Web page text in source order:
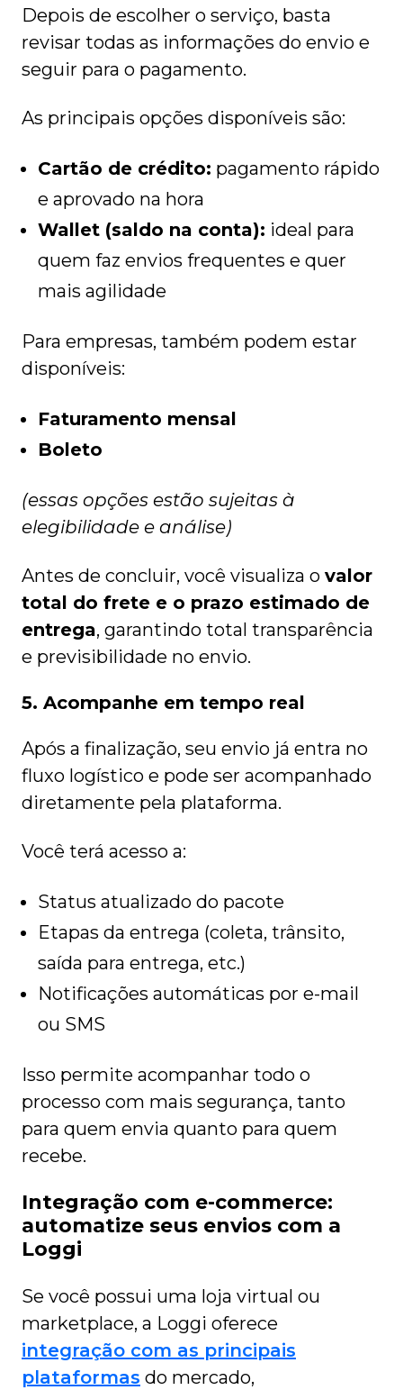
Depois de escolher o serviço, basta
revisar todas as informações do envio e
seguir para o pagamento.
As principais opções disponíveis são:
Cartão de crédito: pagamento rápido
e aprovado na hora
Wallet (saldo na conta): ideal para
quem faz envios frequentes e quer
mais agilidade
Para empresas, também podem estar
disponíveis:
Faturamento mensal
Boleto
(essas opções estão sujeitas à
elegibilidade e análise)
Antes de concluir, você visualiza o valor
total do frete e o prazo estimado de
entrega, garantindo total transparência
e previsibilidade no envio.
5. Acompanhe em tempo real
Após a finalização, seu envio já entra no
fluxo logístico e pode ser acompanhado
diretamente pela plataforma.
Você terá acesso a:
Status atualizado do pacote
Etapas da entrega (coleta, trânsito,
saída para entrega, etc.)
Notificações automáticas por e-mail
ou SMS
Isso permite acompanhar todo o
processo com mais segurança, tanto
para quem envia quanto para quem
recebe.
Integração com e-commerce:
automatize seus envios com a
Loggi
Se você possui uma loja virtual ou
marketplace, a Loggi oferece
integração com as principais
plataformas do mercado,